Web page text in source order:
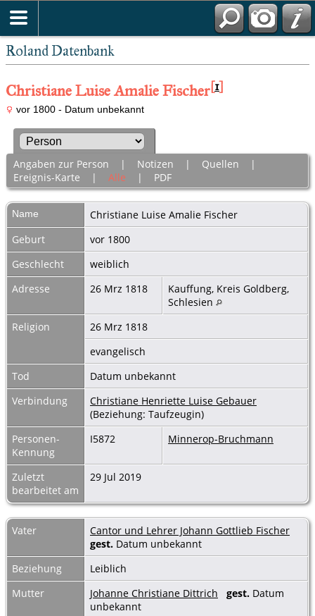
Roland Datenbank
Christiane Luise Amalie Fischer[1]
vor 1800 - Datum unbekannt
Angaben zur Person | Notizen | Quellen |
Ereignis-Karte | Alle | PDF
Name Christiane Luise Amalie Fischer
Geburt
vor 1800
Geschlecht
weiblich
Adresse
26 Mrz 1818
Kauffung, Kreis Goldberg,
Schlesien
Religion
26 Mrz 1818
evangelisch
Tod
Datum unbekannt
Verbindung
Christiane Henriette Luise Gebauer
(Beziehung: Taufzeugin)
Personen-
Kennung
I5872 Minnerop-Bruchmann
Zuletzt
bearbeitet am
29 Jul 2019
Vater
Cantor und Lehrer Johann Gottlieb Fischer
gest. Datum unbekannt
Beziehung
Leiblich
Mutter
Johanne Christiane Dittrich gest. Datum
unbekannt